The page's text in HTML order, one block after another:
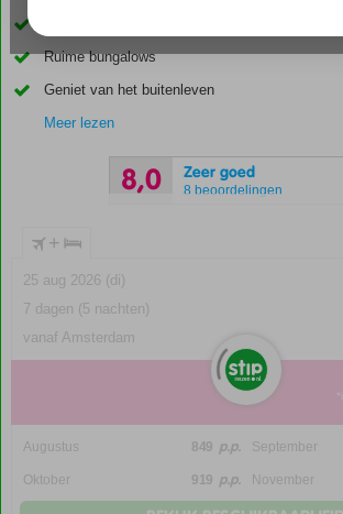
Ruime bungalows
Geniet van het buitenleven
Meer lezen
8,0 Zeer goed
8 beoordelingen
+
25 aug 2026 (di)
7 dagen (5 nachten)
vanaf Amsterdam
Augustus 849 p.p. September
Oktober 919 p.p. November